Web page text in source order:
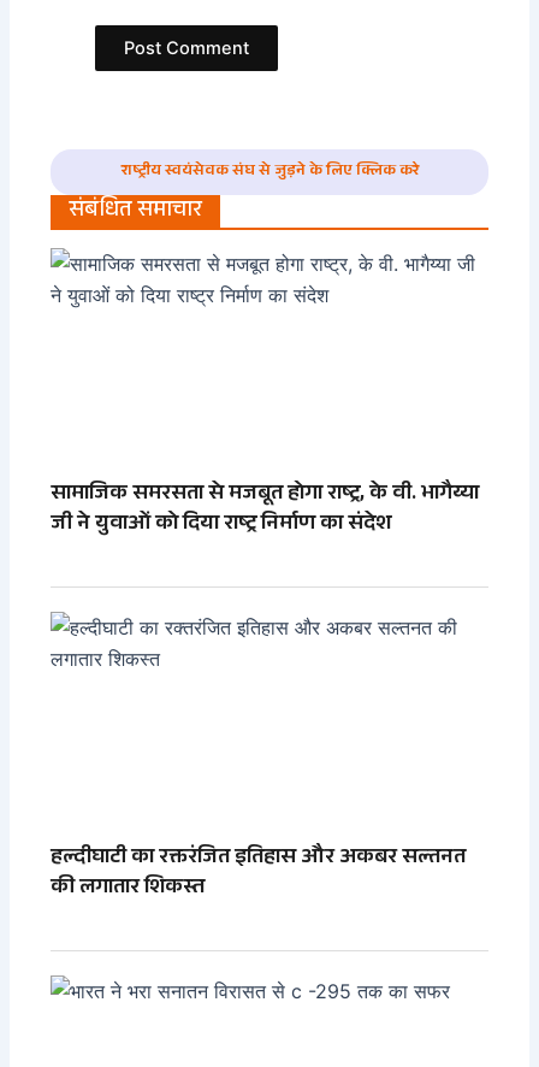
राष्ट्रीय स्वयंसेवक संघ से जुड़ने के लिए क्लिक करे
संबंधित समाचार
सामाजिक समरसता से मजबूत होगा राष्ट्र, के वी. भागैय्या
जी ने युवाओं को दिया राष्ट्र निर्माण का संदेश
हल्दीघाटी का रक्तरंजित इतिहास और अकबर सल्तनत
की लगातार शिकस्त